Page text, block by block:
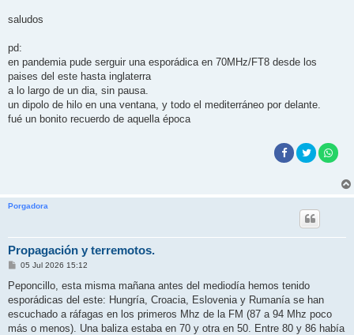
saludos
pd:
en pandemia pude serguir una esporádica en 70MHz/FT8 desde los
paises del este hasta inglaterra
a lo largo de un dia, sin pausa.
un dipolo de hilo en una ventana, y todo el mediterráneo por delante.
fué un bonito recuerdo de aquella época
Porgadora
Propagación y terremotos.
M
n
s
a
j
05 Jul 2026 15:12
Peponcillo, esta misma mañana antes del mediodía hemos tenido
esporádicas del este: Hungría, Croacia, Eslovenia y Rumanía se han
escuchado a ráfagas en los primeros Mhz de la FM (87 a 94 Mhz poco
más o menos). Una baliza estaba en 70 y otra en 50. Entre 80 y 86 había